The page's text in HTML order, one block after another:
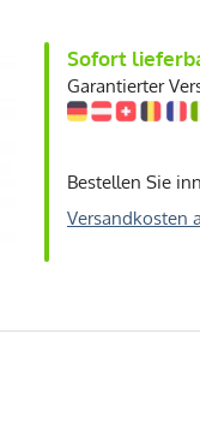
Sofort
Garantierter
Bestellen Sie
Versandkosten